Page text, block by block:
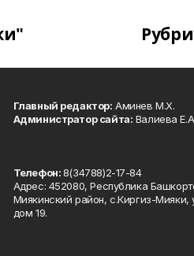
Главный редактор: Аминев М.Х.
Администратор сайта: Валиева
Телефон:8(34788)2-17-84
Адрес: 452080, Республика
Миякинский район, с.Киргиз-Мияки,
дом 19.